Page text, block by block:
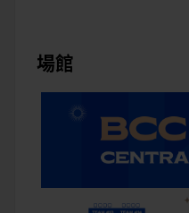
場館